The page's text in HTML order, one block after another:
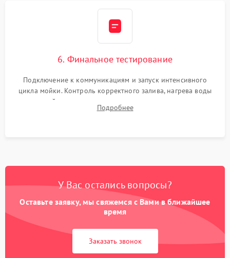
6. Финальное тестирование
Подключение к коммуникациям и запуск интенсивного
цикла мойки. Контроль корректного залива, нагрева воды
до нужной температуры, отсутствия посторонних шумов,
штатного слива и абсолютной сухости в поддоне.
Подробнее
У Вас остались вопросы?
Оставьте заявку, мы свяжемся с Вами в ближайшее
время
Заказать звонок